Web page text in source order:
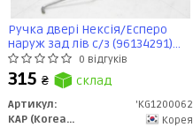
Ручка двері Нексія/Есперо
наруж зад лів с/з (96134291)
KG1200062 KAP0 відгуків
315 ₴ склад
Артикул:
'KG1200062
KAP (KoreaAutoParts)
Корея